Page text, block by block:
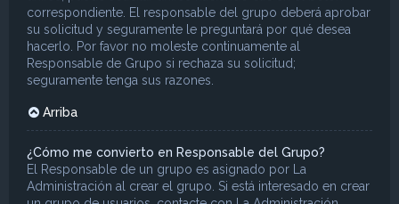
correspondiente. El responsable del grupo deberá aprobar
su solicitud y seguramente le preguntará por qué desea
hacerlo. Por favor no moleste continuamente al
Responsable de Grupo si rechaza su solicitud;
seguramente tenga sus razones.
Arriba
¿Cómo me convierto en Responsable del Grupo?
El Responsable de un grupo es asignado por La
Administración al crear el grupo. Si está interesado en crear